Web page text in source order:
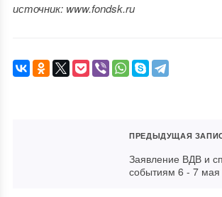
источник: www.fondsk.ru
ПРЕДЫДУЩАЯ
Заявление ВДВ и
событиям 6 - 7 мая